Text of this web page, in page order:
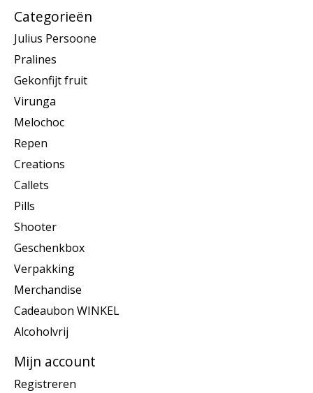
Categorieën
Julius Persoone
Pralines
Gekonfijt fruit
Virunga
Melochoc
Repen
Creations
Callets
Pills
Shooter
Geschenkbox
Verpakking
Merchandise
Cadeaubon WINKEL
Alcoholvrij
Mijn account
Registreren